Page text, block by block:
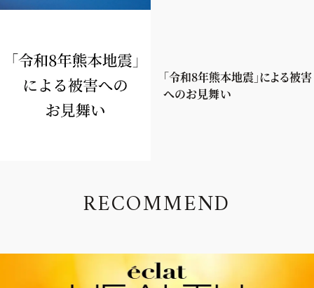
「令和8年熊本地震」による被害
へのお見舞い
RECOMMEND